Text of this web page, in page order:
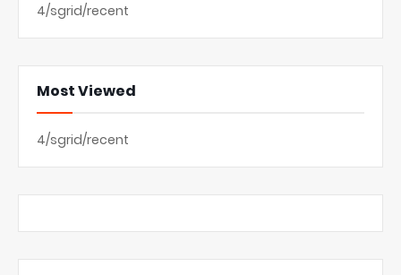
4/sgrid/recent
Most Viewed
4/sgrid/recent